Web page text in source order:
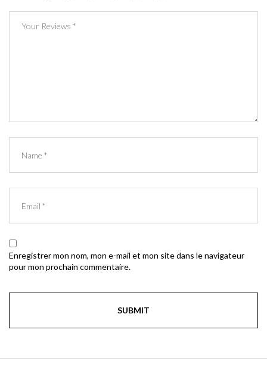
Enregistrer mon nom, mon e-mail et mon site dans le navigateur
pour mon prochain commentaire.